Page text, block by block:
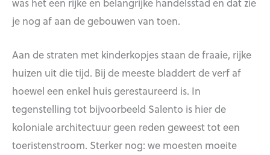
je nog af aan de gebouwen van toen.
Aan de straten met kinderkopjes staan de fraaie, rijke
huizen uit die tijd. Bij de meeste bladdert de verf af
hoewel een enkel huis gerestaureerd is. In
tegenstelling tot bijvoorbeeld Salento is hier de
koloniale architectuur geen reden geweest tot een
toeristenstroom. Sterker nog: we moesten moeite